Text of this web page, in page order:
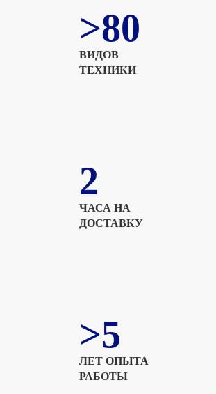
>80
ВИДОВ
ТЕХНИКИ
2
ЧАСА НА
ДОСТАВКУ
>5
ЛЕТ ОПЫТА
РАБОТЫ